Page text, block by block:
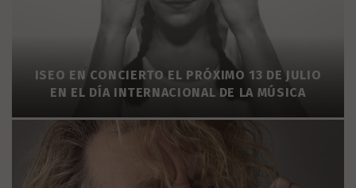
ISEO EN CONCIERTO EL PRÓXIMO 13 DE JULIO
EN EL DÍA INTERNACIONAL DE LA MÚSICA